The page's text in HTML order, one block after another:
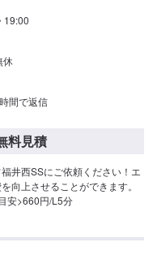
19:00
休
間で返信
料見積
井西SSにご依頼ください！エ
向上させることができます。
安>660円/L5分